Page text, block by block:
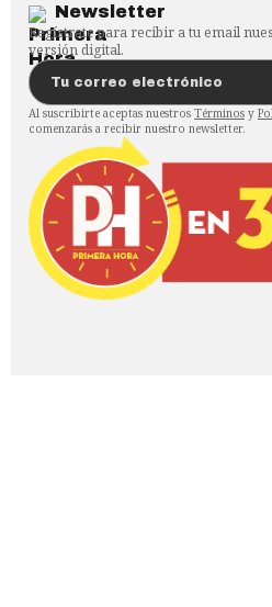
Newsletter
Regístrate para recibir a tu email
versión digital.
Al suscribirte aceptas nuestros Términos y
comenzarás a recibir nuestro newsletter.